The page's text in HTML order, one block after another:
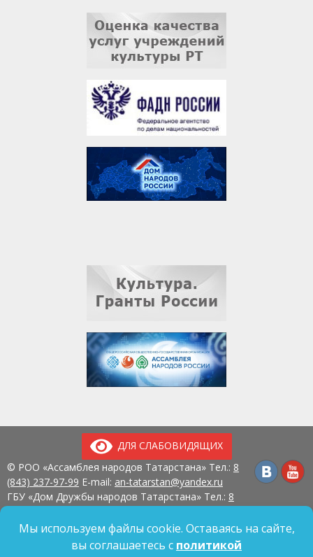
ДЛЯ СЛАБОВИДЯЩИХ
© РОО «Ассамблея народов Татарстана» Тел.: 8
(843) 237-97-99 E-mail: an-tatarstan@yandex.ru
ГБУ «Дом Дружбы народов Татарстана» Тел.: 8
420107, г. Казань, ул. Павлюхина, д. 57
Мы используем файлы cookie. Оставаясь на сайте,
вы соглашаетесь с политикой